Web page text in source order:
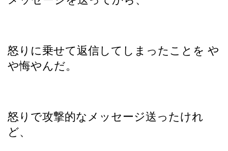
怒りに乗せて返信してしまったことを や
や悔やんだ。
怒りで攻撃的なメッセージ送ったけれ
ど、